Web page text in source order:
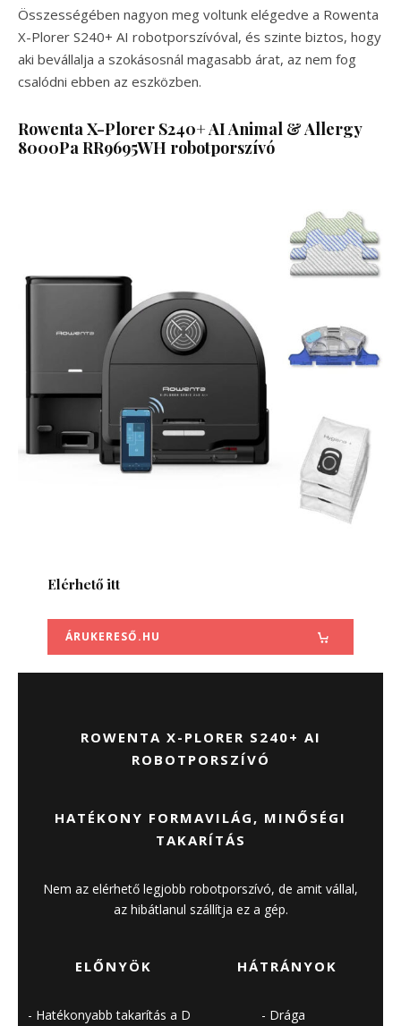
Összességében nagyon meg voltunk elégedve a Rowenta
X-Plorer S240+ AI robotporszívóval, és szinte biztos, hogy
aki bevállalja a szokásosnál magasabb árat, az nem fog
csalódni ebben az eszközben.
Rowenta X-Plorer S240+ AI Animal & Allergy
8000Pa RR9695WH robotporszívó
Elérhető itt
ÁRUKERESŐ.HU
ROWENTA X-PLORER S240+ AI
ROBOTPORSZÍVÓ
HATÉKONY FORMAVILÁG, MINŐSÉGI
TAKARÍTÁS
Nem az elérhető legjobb robotporszívó, de amit vállal,
az hibátlanul szállítja ez a gép.
ELŐNYÖK
Hatékonyabb takarítás a D
HÁTRÁNYOK
Drága